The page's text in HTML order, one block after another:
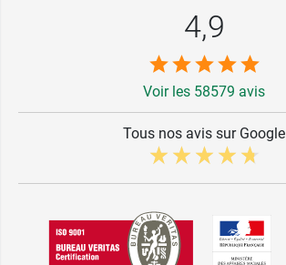
4,9
Voir les 58579 avis
Tous nos avis sur Google